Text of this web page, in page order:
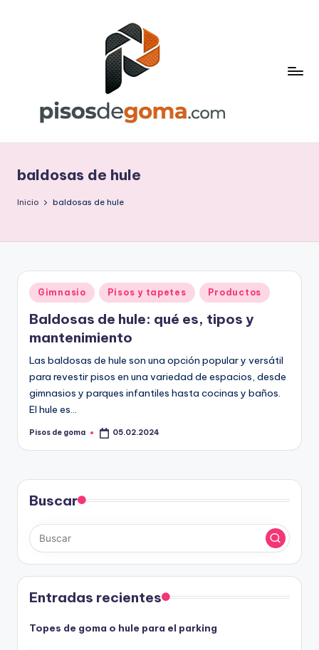
o
s
G
o
m
a
baldosas de hule
Inicio baldosas de hule
Publicado
en
Gimnasio Pisos y tapetes Productos
Baldosas de hule: qué es, tipos y
mantenimiento
Las baldosas de hule son una opción popular y versátil
para revestir pisos en una variedad de espacios, desde
gimnasios y parques infantiles hasta cocinas y baños.
El hule es…
Publicado
Pisos de goma 05.02.2024
Buscar
Entradas recientes
Topes de goma o hule para el parking